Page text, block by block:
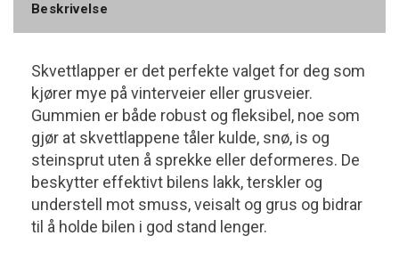
Beskrivelse
Skvettlapper er det perfekte valget for deg som
kjører mye på vinterveier eller grusveier.
Gummien er både robust og fleksibel, noe som
gjør at skvettlappene tåler kulde, snø, is og
steinsprut uten å sprekke eller deformeres. De
beskytter effektivt bilens lakk, terskler og
understell mot smuss, veisalt og grus og bidrar
til å holde bilen i god stand lenger.